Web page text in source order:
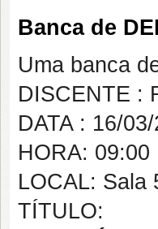
Banca de
Uma banca
DISCENTE :
DATA : 16/
HORA: 09:00
LOCAL: Sala
TÍTULO: